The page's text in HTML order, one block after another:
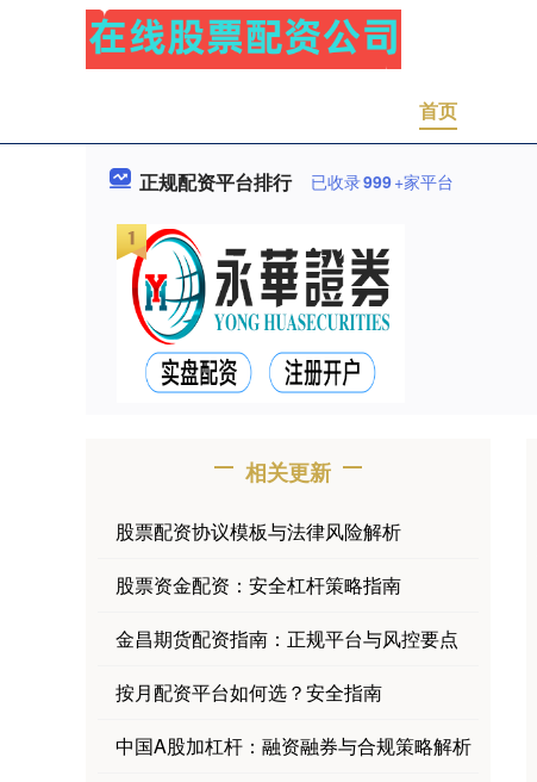
首页
正规配资平台排行 已收录999+家平台
相关更新
股票配资协议模板与法律风险解析
股票资金配资：安全杠杆策略指南
金昌期货配资指南：正规平台与风控要点
按月配资平台如何选？安全指南
中国A股加杠杆：融资融券与合规策略解析